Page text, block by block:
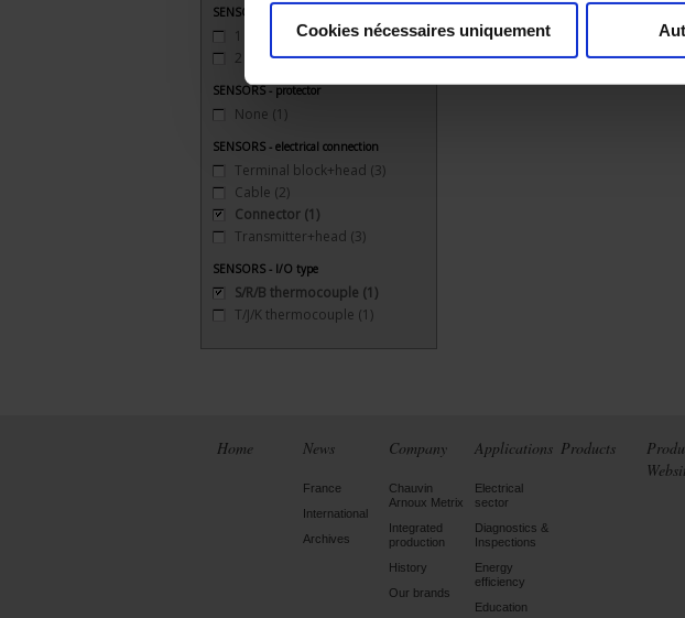
Cookies nécessaires uniquement
SENSORS - no. of measuring points
1 (simple)(1)
2 (duplex)(1)
SENSORS - protector
None (1)
SENSORS - electrical connection
Terminal block+head (3)
Cable (2)
Connector (1)
Transmitter+head (3)
SENSORS - I/O type
S/R/B thermocouple (1)
T/J/K thermocouple (1)
Home News
France
International
Archives
Company
Chauvin
Arnoux Metrix
Integrated
production
History
Our brands
Applications
Electrical
sector
Diagnostics &
Inspections
Energy
efficiency
Education
Products